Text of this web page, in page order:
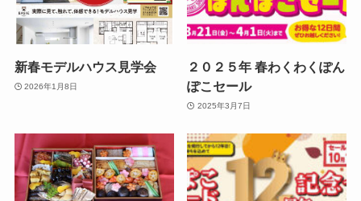
新春モデルハウス見学会
2026年1月8日
２０２５年 春わくわくぽん
ぽこセール
2025年3月7日